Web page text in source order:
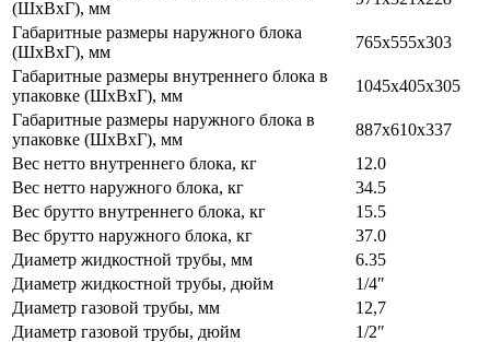
(ШxВxГ), мм
Габаритные размеры наружного блока
(ШxВxГ), мм
765x555x303
Габаритные размеры внутреннего блока в
упаковке (ШxВxГ), мм
1045x405x305
Габаритные размеры наружного блока в
упаковке (ШxВxГ), мм
887x610x337
Вес нетто внутреннего блока, кг
12.0
Вес нетто наружного блока, кг
34.5
Вес брутто внутреннего блока, кг
15.5
Вес брутто наружного блока, кг
37.0
Диаметр жидкостной трубы, мм
6.35
Диаметр жидкостной трубы, дюйм
1/4″
Диаметр газовой трубы, мм
12,7
Диаметр газовой трубы, дюйм
1/2″